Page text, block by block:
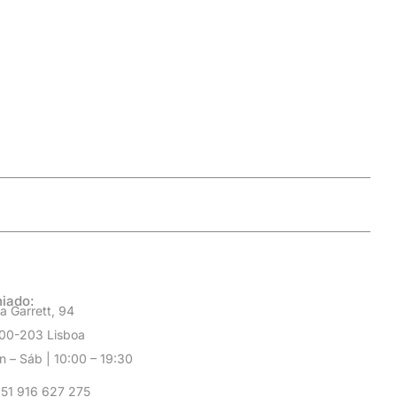
Garrett, 94
203 Lisboa
– Sáb | 10:00 – 19:30
916 627 275